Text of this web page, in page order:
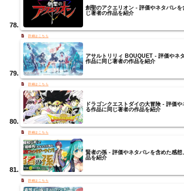
創聖のアクエリオン - 評価やネタバレ
じ著者の作品を紹介
アサルトリリィ BOUQUET - 評価やネ
作品に同じ著者の作品を紹介
ドラゴンクエストダイの大冒険 - 評価
る作品に同じ著者の作品を紹介
賢者の孫 - 評価やネタバレを含めた感
品を紹介